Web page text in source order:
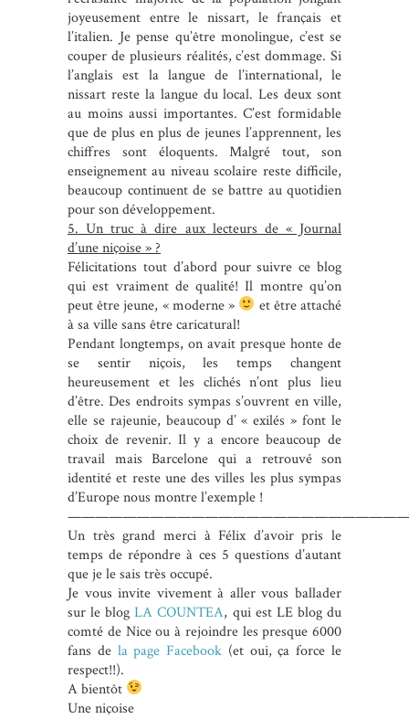
joyeusement entre le nissart, le français et
l’italien. Je pense qu’être monolingue, c’est se
couper de plusieurs réalités, c’est dommage. Si
l’anglais est la langue de l’international, le
nissart reste la langue du local. Les deux sont
au moins aussi importantes. C’est formidable
que de plus en plus de jeunes l’apprennent, les
chiffres sont éloquents. Malgré tout, son
enseignement au niveau scolaire reste difficile,
beaucoup continuent de se battre au quotidien
pour son développement.
5. Un truc à dire aux lecteurs de « Journal
d’une niçoise » ?
Félicitations tout d’abord pour suivre ce blog
qui est vraiment de qualité! Il montre qu’on
peut être jeune, « moderne »
et être attaché
à sa ville sans être caricatural!
Pendant longtemps, on avait presque honte de
se sentir niçois, les temps changent
heureusement et les clichés n’ont plus lieu
d’être. Des endroits sympas s’ouvrent en ville,
elle se rajeunie, beaucoup d’ « exilés » font le
choix de revenir. Il y a encore beaucoup de
travail mais Barcelone qui a retrouvé son
identité et reste une des villes les plus sympas
d’Europe nous montre l’exemple !
Un très grand merci à Félix d’avoir pris le
temps de répondre à ces 5 questions d’autant
que je le sais très occupé.
Je vous invite vivement à aller vous ballader
sur le blogLA COUNTEA, qui est LE blog du
comté de Nice ou à rejoindre les presque 6000
fans de la page Facebook (et oui, ça force le
respect!!).
A bientôt
Une niçoise